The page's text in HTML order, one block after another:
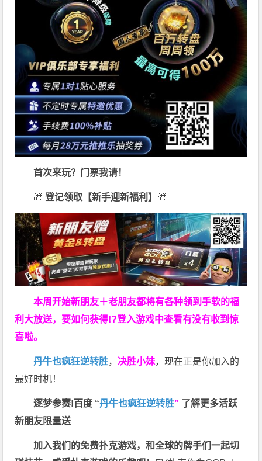
首次来玩？门票我请！
🎁 登记领取【新手迎新福利】 🎁
本周开始新朋友＋老朋友都将有各种领到手软的福
利大放送，要如何获得!?登入游戏中查看有没有收到惊
喜啦。
丹牛也疯狂逆转胜， 决胜小妹，现在正是你加入的
最好时机！
逐梦参赛!百度 “丹牛也疯狂逆转胜” 了解更多活跃
新朋友限量送
加入我们的免费扑克游戏，和全球的牌手们一起切